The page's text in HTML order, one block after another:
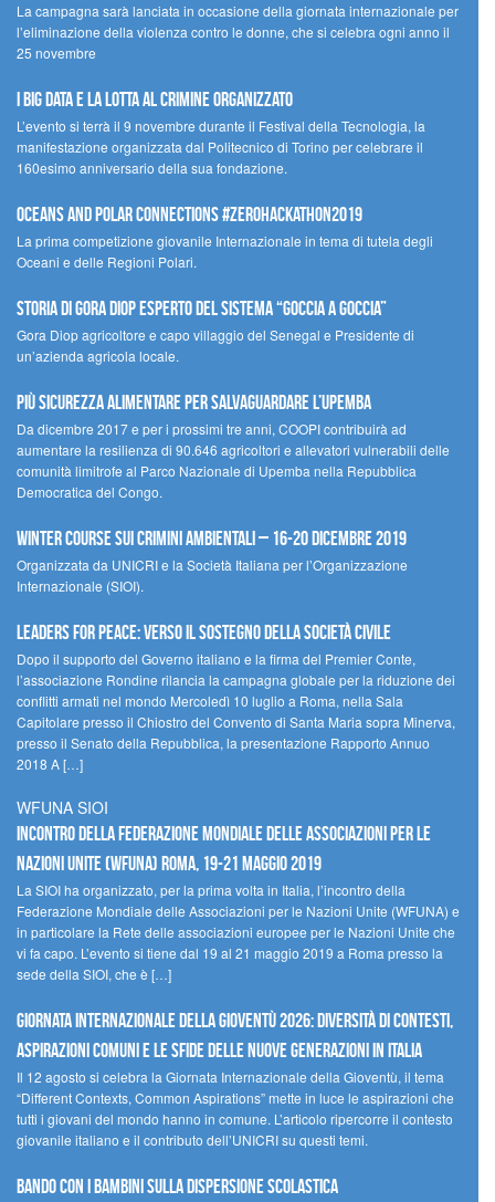
La campagna sarà lanciata in occasione della giornata internazionale per
l’eliminazione della violenza contro le donne, che si celebra ogni anno il
25 novembre
I Big Data e la lotta al crimine organizzato
L’evento si terrà il 9 novembre durante il Festival della Tecnologia, la
manifestazione organizzata dal Politecnico di Torino per celebrare il
160esimo anniversario della sua fondazione.
Oceans and Polar Connections #ZEROHackathon2019
La prima competizione giovanile Internazionale in tema di tutela degli
Oceani e delle Regioni Polari.
STORIA DI GORA DIOP ESPERTO DEL SISTEMA “GOCCIA A GOCCIA”
Gora Diop agricoltore e capo villaggio del Senegal e Presidente di
un’azienda agricola locale.
Più sicurezza alimentare per salvaguardare l’Upemba
Da dicembre 2017 e per i prossimi tre anni, COOPI contribuirà ad
aumentare la resilienza di 90.646 agricoltori e allevatori vulnerabili delle
comunità limitrofe al Parco Nazionale di Upemba nella Repubblica
Democratica del Congo.
Winter Course sui Crimini Ambientali – 16-20 Dicembre 2019
Organizzata da UNICRI e la Società Italiana per l’Organizzazione
Internazionale (SIOI).
Leaders for peace: verso il sostegno della società civile
Dopo il supporto del Governo italiano e la firma del Premier Conte,
l’associazione Rondine rilancia la campagna globale per la riduzione dei
conflitti armati nel mondo Mercoledì 10 luglio a Roma, nella Sala
Capitolare presso il Chiostro del Convento di Santa Maria sopra Minerva,
presso il Senato della Repubblica, la presentazione Rapporto Annuo
2018 A […]
WFUNA SIOI
Incontro della Federazione Mondiale delle Associazioni per le
Nazioni Unite (WFUNA) Roma, 19-21 maggio 2019
La SIOI ha organizzato, per la prima volta in Italia, l’incontro della
Federazione Mondiale delle Associazioni per le Nazioni Unite (WFUNA) e
in particolare la Rete delle associazioni europee per le Nazioni Unite che
vi fa capo. L’evento si tiene dal 19 al 21 maggio 2019 a Roma presso la
sede della SIOI, che è […]
GIORNATA INTERNAZIONALE DELLA GIOVENTÙ 2026: DIVERSITÀ DI CONTESTI,
ASPIRAZIONI COMUNI E LE SFIDE DELLE NUOVE GENERAZIONI IN ITALIA
Il 12 agosto si celebra la Giornata Internazionale della Gioventù, il tema
“Different Contexts, Common Aspirations” mette in luce le aspirazioni che
tutti i giovani del mondo hanno in comune. L’articolo ripercorre il contesto
giovanile italiano e il contributo dell’UNICRI su questi temi.
Bando Con i Bambini sulla dispersione scolastica